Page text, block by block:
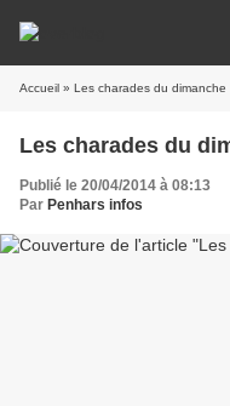
Accueil » Les charades du dimanche
Les charades du
Publié le 20/04/2014 à 08:13
Par Penhars infos